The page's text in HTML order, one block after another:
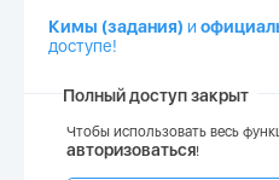
Кимы (задания) и
доступе!
Полный доступ закрыт
Чтобы использовать весь
авторизоваться!